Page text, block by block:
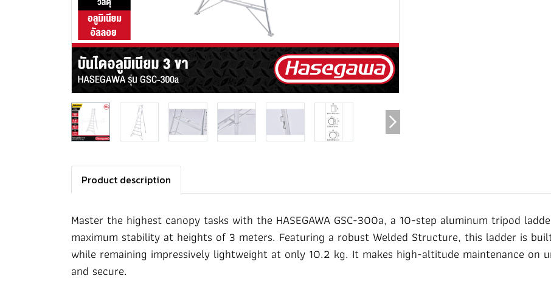
Product description
Master the highest canopy tasks with the HASEGAWA GSC-300a, a 10-step aluminum tripod
maximum stability at heights of 3 meters. Featuring a robust Welded Structure, this ladder is
while remaining impressively lightweight at only 10.2 kg. It makes high-altitude maintenance on
and secure.